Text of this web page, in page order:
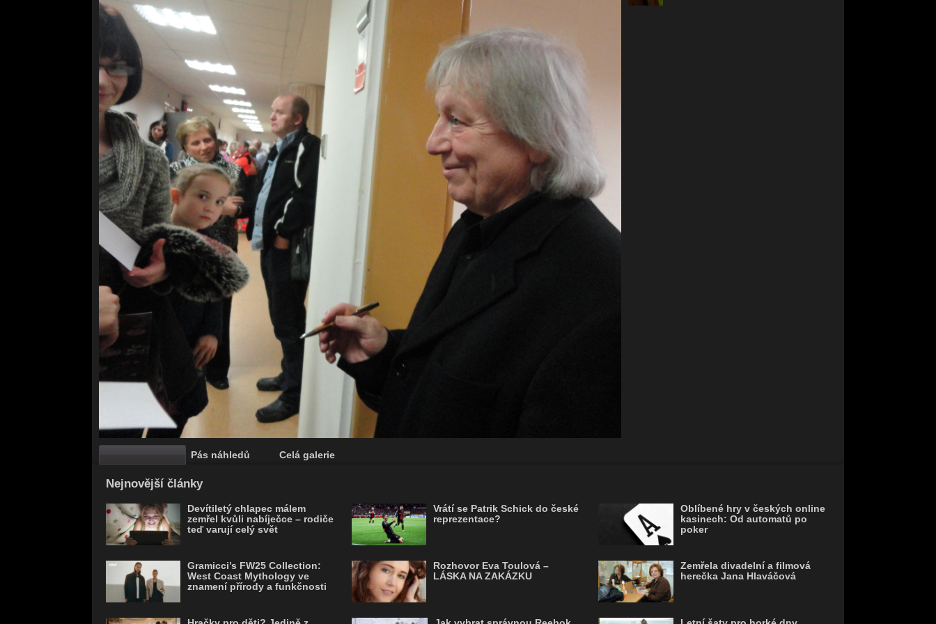
Pás náhledů Celá galerie
Nejnovější články
Devítiletý chlapec málem
zemřel kvůli nabíječce – rodiče
teď varují celý svět
Gramicci’s FW25 Collection:
West Coast Mythology ve
znamení přírody a funkčnosti
Vrátí se Patrik Schick do české
reprezentace?
Rozhovor Eva Toulová –
LÁSKA NA ZAKÁZKU
Oblíbené hry v českých online
kasinech: Od automatů po
poker
Zemřela divadelní a filmová
herečka Jana Hlaváčová